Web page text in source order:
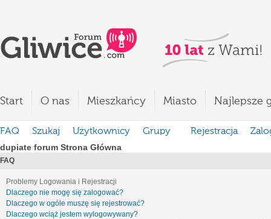
Start O nas Mieszkańcy Miasto Najlepsze
FAQ Szukaj Użytkownicy Grupy Rejestracja
dupiate forum Strona Główna
FAQ
Problemy Logowania i Rejestracji
Dlaczego nie mogę się zalogować?
Dlaczego w ogóle muszę się rejestrować?
Dlaczego wciąż jestem wylogowywany?